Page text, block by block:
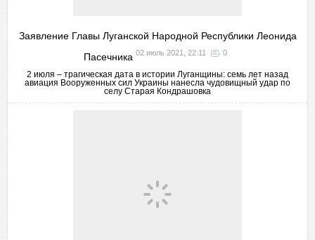
Заявление Главы Луганской Народной Республики Леонида
Пасечника 02 июль 2021, 22:11 0
2 июля – трагическая дата в истории Луганщины: семь лет назад
авиация Вооруженных сил Украины нанесла чудовищный удар по
селу Старая Кондрашовка